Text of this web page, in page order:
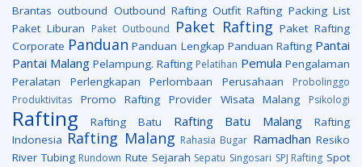
Brantas outbound Outbound Rafting Outfit Rafting Packing List
Paket Liburan Paket Outbound Paket Rafting Paket Rafting
Corporate Panduan Panduan Lengkap Panduan Rafting Pantai
Pantai Malang Pelampung. Rafting Pelatihan Pemula Pengalaman
Peralatan
Perlengkapan Perlombaan Perusahaan
Probolinggo
Produktivitas
Promo Rafting Provider Wisata Malang Psikologi
Rafting Rafting Batu Rafting Batu Malang
Rafting
Indonesia Rafting Malang Rahasia Bugar Ramadhan Resiko
River Tubing Rundown Rute Sejarah Sepatu Singosari SPJ Rafting Spot